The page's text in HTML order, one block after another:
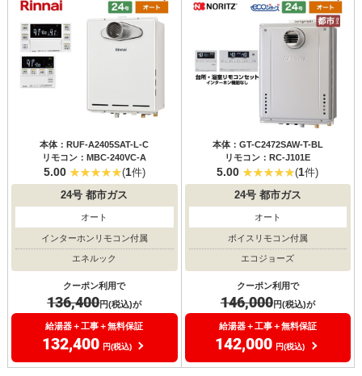
本体：RUF-A2405SAT-L-C
リモコン：MBC-240VC-A
5.00 (1件)
24号 都市ガス
オート
インターホンリモコン付属
エネルック
クーポン利用で
136,400円(税込)が
給湯器＋工事＋無料保証
132,400 円(税込)
本体：GT-C2472SAW-T-BL
リモコン：RC-J101E
5.00 (1件)
24号都市ガス
オート
ボイスリモコン付属
エコジョーズ
クーポン利用で
146,000円(税込)が
給湯器＋工事＋無料保証
142,000 円(税込)